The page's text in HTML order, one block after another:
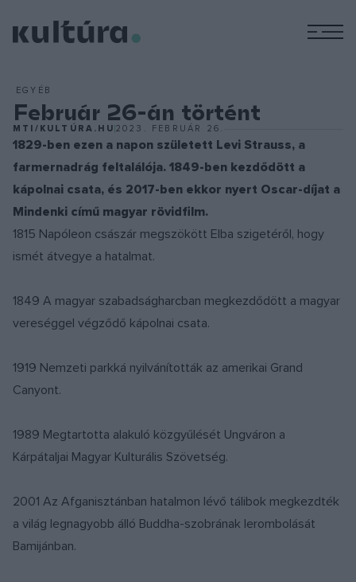
EGYÉB
Február 26-án történt
MTI/KULTÚRA.HU 2023. FEBRUÁR 26.
1829-ben ezen a napon született Levi Strauss, a
farmernadrág feltalálója. 1849-ben kezdődött a
kápolnai csata, és 2017-ben ekkor nyert Oscar-díjat a
Mindenki című magyar rövidfilm.
1815 Napóleon császár megszökött Elba szigetéről, hogy
ismét átvegye a hatalmat.
1849 A magyar szabadságharcban megkezdődött a magyar
vereséggel végződő kápolnai csata.
1919 Nemzeti parkká nyilvánították az amerikai Grand
Canyont.
1989 Megtartotta alakuló közgyűlését Ungváron a
Kárpátaljai Magyar Kulturális Szövetség.
2001 Az Afganisztánban hatalmon lévő tálibok megkezdték
a világ legnagyobb álló Buddha-szobrának lerombolását
Bamijánban.